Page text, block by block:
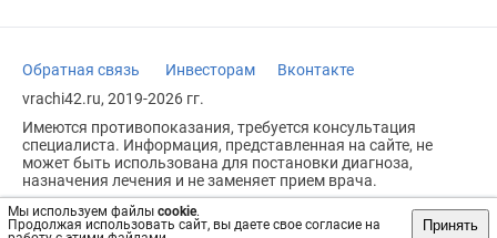
Мы используем файлы cookie.
Продолжая использовать сайт, вы даете свое согласие на
Принять
Обратная связь Инвесторам
Вконтакте
vrachi42.ru, 2019-2026 гг.
Имеются противопоказания, требуется консультация
специалиста. Информация, представленная на сайте, не
может быть использована для постановки диагноза,
назначения лечения и не заменяет прием врача.
Возрастное ограничение: 18+